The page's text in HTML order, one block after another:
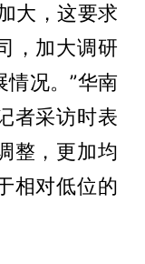
大，这要求
，加大调研
况。”华南
者采访时表
整，更加均
相对低位的